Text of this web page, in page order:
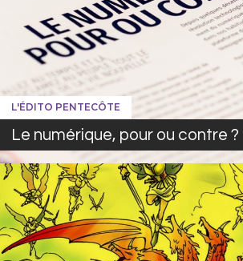
L'ÉDITO PENTECÔTE
Le numérique, pour ou contre ?